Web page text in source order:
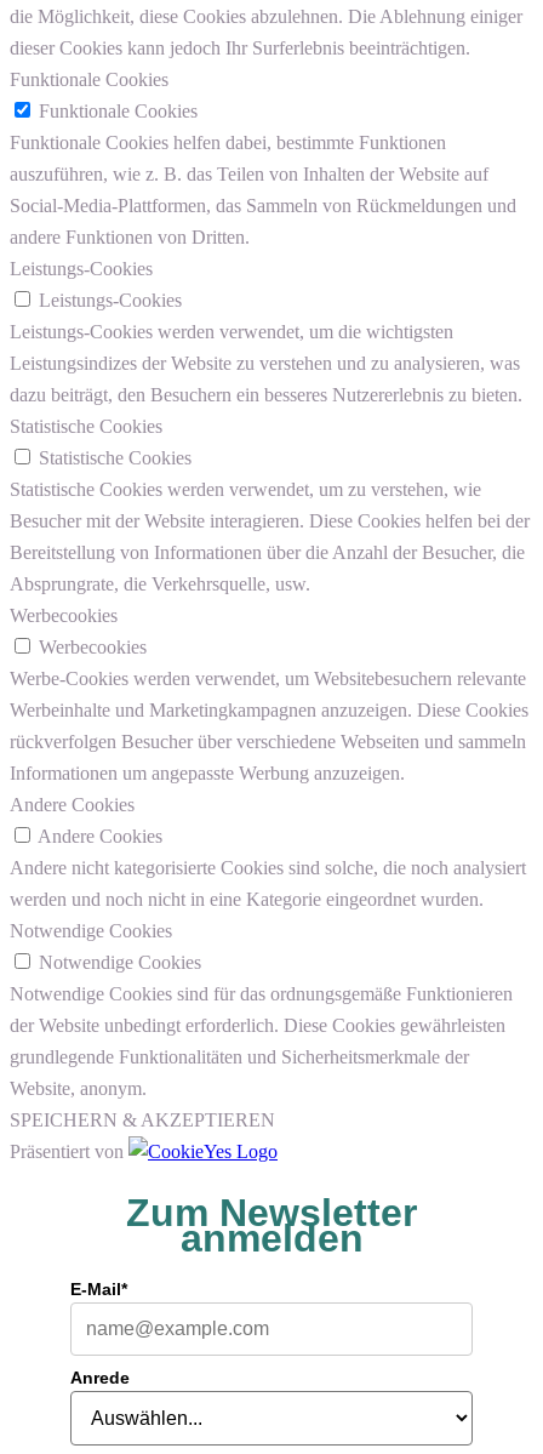
die Möglichkeit, diese Cookies abzulehnen. Die Ablehnung einiger
dieser Cookies kann jedoch Ihr Surferlebnis beeinträchtigen.
Funktionale Cookies
Funktionale Cookies
Funktionale Cookies helfen dabei, bestimmte Funktionen
auszuführen, wie z. B. das Teilen von Inhalten der Website auf
Social-Media-Plattformen, das Sammeln von Rückmeldungen und
andere Funktionen von Dritten.
Leistungs-Cookies
Leistungs-Cookies
Leistungs-Cookies werden verwendet, um die wichtigsten
Leistungsindizes der Website zu verstehen und zu analysieren, was
dazu beiträgt, den Besuchern ein besseres Nutzererlebnis zu bieten.
Statistische Cookies
Statistische Cookies
Statistische Cookies werden verwendet, um zu verstehen, wie
Besucher mit der Website interagieren. Diese Cookies helfen bei der
Bereitstellung von Informationen über die Anzahl der Besucher, die
Absprungrate, die Verkehrsquelle, usw.
Werbecookies
Werbecookies
Werbe-Cookies werden verwendet, um Websitebesuchern relevante
Werbeinhalte und Marketingkampagnen anzuzeigen. Diese Cookies
rückverfolgen Besucher über verschiedene Webseiten und sammeln
Informationen um angepasste Werbung anzuzeigen.
Andere Cookies
Andere Cookies
Andere nicht kategorisierte Cookies sind solche, die noch analysiert
werden und noch nicht in eine Kategorie eingeordnet wurden.
Notwendige Cookies
Notwendige Cookies
Notwendige Cookies sind für das ordnungsgemäße Funktionieren
der Website unbedingt erforderlich. Diese Cookies gewährleisten
grundlegende Funktionalitäten und Sicherheitsmerkmale der
Website, anonym.
SPEICHERN & AKZEPTIEREN
Präsentiert von
Zum Newsletter
anmelden
E-Mail*
Anrede